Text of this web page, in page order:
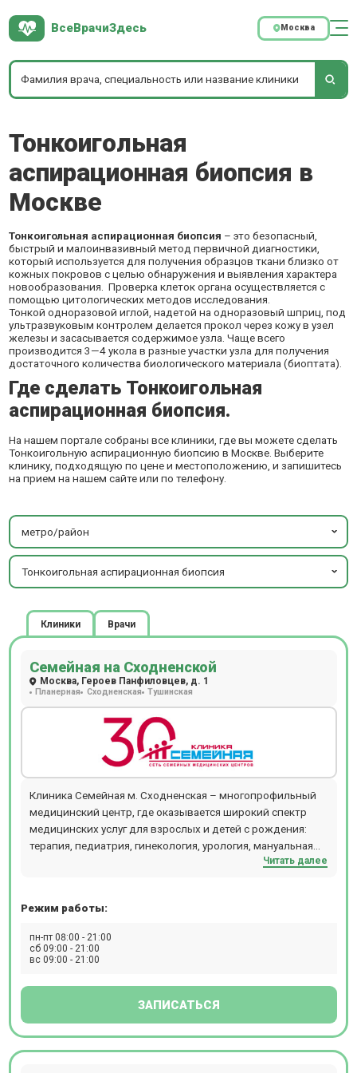
ВсеВрачиЗдесь Москва
Тонкоигольная
аспирационная биопсия в
Москве
Тонкоигольная аспирационная биопсия – это безопасный,
быстрый и малоинвазивный метод первичной диагностики,
который используется для получения образцов ткани близко от
кожных покровов с целью обнаружения и выявления характера
новообразования. Проверка клеток органа осуществляется с
помощью цитологических методов исследования.
Тонкой одноразовой иглой, надетой на одноразовый шприц, под
ультразвуковым контролем делается прокол через кожу в узел
железы и засасывается содержимое узла. Чаще всего
производится 3—4 укола в разные участки узла для получения
достаточного количества биологического материала (биоптата).
Где сделать Тонкоигольная
аспирационная биопсия.
На нашем портале собраны все клиники, где вы можете сделать
Тонкоигольную аспирационную биопсию в Москве. Выберите
клинику, подходящую по цене и местоположению, и запишитесь
на прием на нашем сайте или по телефону.
метро/район
Тонкоигольная аспирационная биопсия
Клиники Врачи
Семейная на Сходненской
Москва, Героев Панфиловцев, д. 1
Планерная Сходненская Тушинская
Клиника Семейная м. Сходненская – многопрофильный
медицинский центр, где оказывается широкий спектр
медицинских услуг для взрослых и детей с рождения:
терапия, педиатрия, гинекология, урология, мануальная
терапия, дерматология и косметология, проктология,
физиотерапия и т.д. В отделении проводятся следующие
эндоскопия, УЗИ, ЭКГ, эхокардиография, биопсия,
допплерография, ректороманоскопия, суточное
лабораторный кабинет (иммунологические,
Читать далее
Режим работы:
пн-пт 08:00 - 21:00
сб 09:00 - 21:00
вс 09:00 - 21:00
ЗАПИСАТЬСЯ